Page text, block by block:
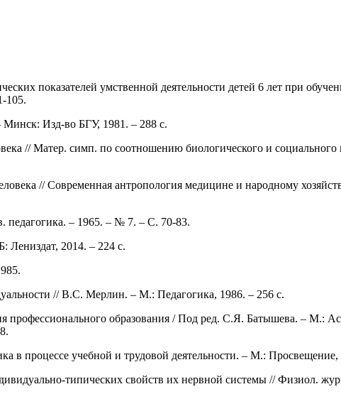
показателей умственной деятельности детей 6 лет при
105.
Изд-во БГУ, 1981. – 288 с.
// Матер. cимп. по соотношению биологического и социального
// Современная антропология медицине и народному
– 1965. ‒ № 7. – С. 70-83.
2014. – 224 с.
// В.С. Мерлин. – М.: Педагогика, 1986. – 256 с.
профессионального образования / Под ред. С.Я. Батышева. – М.:
в процессе учебной и трудовой деятельности. – М.: Просвещение,
типических свойств их нервной системы // Физиол.